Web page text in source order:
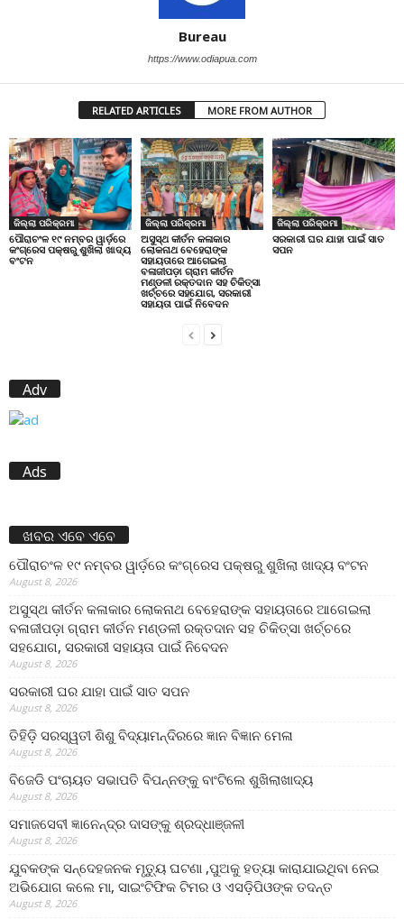
Bureau
https://www.odiapua.com
RELATED ARTICLES MORE FROM AUTHOR
ଜିଲ୍ଲା ପରିକ୍ରମା
ପୌରାଚଂଳ ୧୯ ନମ୍ବର ୱାର୍ଡ଼ରେ
କଂଗ୍ରେସ ପକ୍ଷରୁ ଶୁଖିଲା ଖାଦ୍ୟ
ବଂଟନ
ଜିଲ୍ଲା ପରିକ୍ରମା
ଅସୁସ୍ଥ କୀର୍ତନ କଳାକାର
ଲୋକନାଥ ବେହେରାଙ୍କ
ସହାୟତାରେ ଆଗେଇଲା
ବଳାଜୀପଡ଼ା ଗ୍ରାମ କୀର୍ତନ
ମଣ୍ଡଳୀ ରକ୍ତଦାନ ସହ ଚିକିତ୍ସା
ଖର୍ଚ୍ଚରେ ସହଯୋଗ, ସରକାରୀ
ସହାୟତା ପାଇଁ ନିବେଦନ
ଜିଲ୍ଲା ପରିକ୍ରମା
ସରକାରୀ ଘର ଯାହା ପାଇଁ ସାତ
ସପନ
Adv
Ads
ଖବର ଏବେ ଏବେ
ପୌରାଚଂଳ ୧୯ ନମ୍ବର ୱାର୍ଡ଼ରେ କଂଗ୍ରେସ ପକ୍ଷରୁ ଶୁଖିଲା ଖାଦ୍ୟ ବଂଟନ
August 8, 2026
ଅସୁସ୍ଥ କୀର୍ତନ କଳାକାର ଲୋକନାଥ ବେହେରାଙ୍କ ସହାୟତାରେ ଆଗେଇଲା
ବଳାଜୀପଡ଼ା ଗ୍ରାମ କୀର୍ତନ ମଣ୍ଡଳୀ ରକ୍ତଦାନ ସହ ଚିକିତ୍ସା ଖର୍ଚ୍ଚରେ
ସହଯୋଗ, ସରକାରୀ ସହାୟତା ପାଇଁ ନିବେଦନ
August 8, 2026
ସରକାରୀ ଘର ଯାହା ପାଇଁ ସାତ ସପନ
August 8, 2026
ତିହିଡି଼ ସରସ୍ୱତୀ ଶିଶୁ ବିଦ୍ୟାମନ୍ଦିରରେ ଜ୍ଞାନ ବିଜ୍ଞାନ ମେଳା
August 8, 2026
ବିଜେଡି ପଂଚାୟତ ସଭାପତି ବିପନ୍ନଙ୍କୁ ବାଂଟିଲେ ଶୁଖିଲାଖାଦ୍ୟ
August 8, 2026
ସମାଜସେବୀ ଜ୍ଞାନେନ୍ଦ୍ର ଦାସଙ୍କୁ ଶ୍ରଦ୍ଧାଞ୍ଜଳୀ
August 8, 2026
ଯୁବକଙ୍କ ସନ୍ଦେହଜନକ ମୃତ୍ୟୁ ଘଟଣା ,ପୁଅକୁ ହତ୍ୟା କାରାଯାଇଥିବା ନେଇ
ଅଭିଯୋଗ କଲେ ମା, ସାଇଂଟିଫିକ ଟିମର ଓ ଏସଡ଼ିପିଓଙ୍କ ତଦନ୍ତ
August 8, 2026